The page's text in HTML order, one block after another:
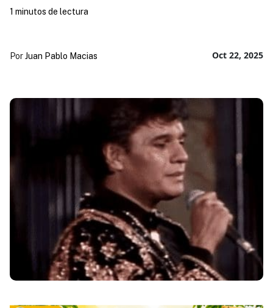
Oct 22, 2025
PorJuan Pablo Macias
1 minutos de lectura